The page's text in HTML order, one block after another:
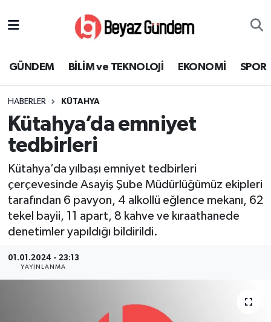
GÜNDEM BİLİM ve TEKNOLOJİ EKONOMİ SPOR
HABERLER KÜTAHYA
Kütahya’da emniyet
tedbirleri
Kütahya’da yılbaşı emniyet tedbirleri
çerçevesinde Asayiş Şube Müdürlüğümüz ekipleri
tarafından 6 pavyon, 4 alkollü eğlence mekanı, 62
tekel bayii, 11 apart, 8 kahve ve kıraathanede
denetimler yapıldığı bildirildi.
01.01.2024 - 23:13
YAYINLANMA
EKONOMİ
SPOR
SAĞLIK
EĞİTİM
KÜLTÜR SANAT
MAGAZİN
Süper Lig Puan Durumu ve Fikstür
Tüm Manşetler
Son Dakika Haberleri
Haber Arşivi